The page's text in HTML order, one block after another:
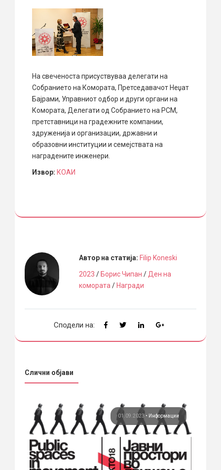
На свеченоста присуствуваа делегати на
Собранието на Комората, Претседавачот Неџат
Бајрами, Управниот одбор и други органи на
Комората, Делегати од Собранието на РСМ,
претставници на градежните компании,
здруженија и организации, државни и
образовни институции и семејствата на
наградените инженери.
Извор: КОАИ
Автор на статија: Filip Koneski
2023 / Борис Чипан / Ден на
комората / Награди
Сподели на:
Слични објави
01.09.2023 • Информации